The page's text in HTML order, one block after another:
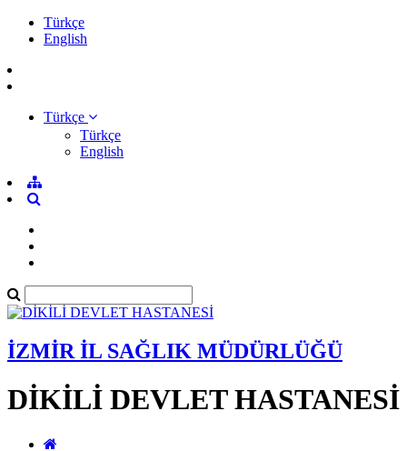
Türkçe
English
Türkçe
Türkçe
English
İZMİR İL SAĞLIK MÜDÜRLÜĞÜ
DİKİLİ DEVLET HASTANESİ